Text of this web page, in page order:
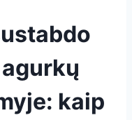
kaip